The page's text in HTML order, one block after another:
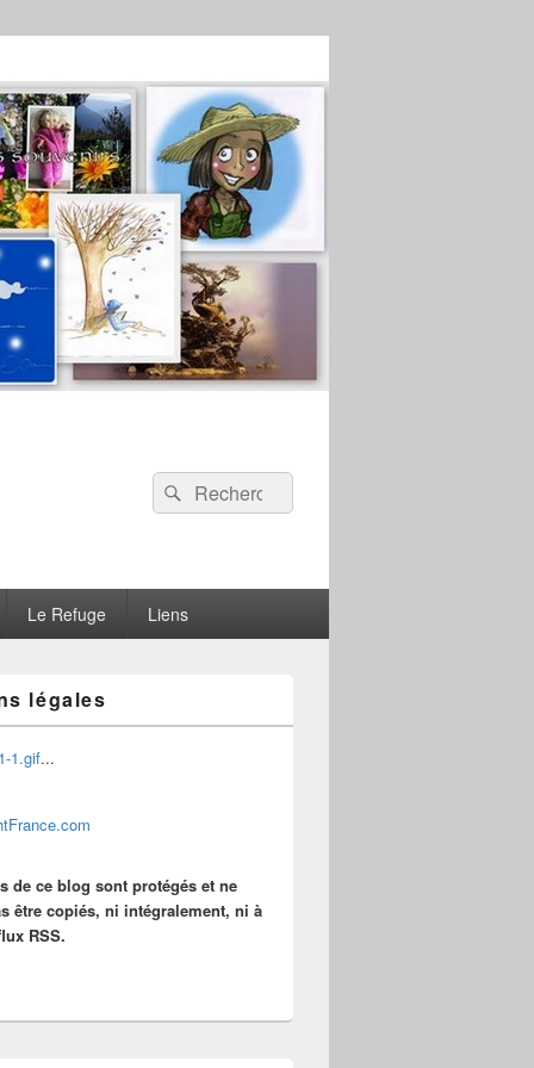
Recherche :
Rechercher
Le Refuge Liens
légales
...
de ce blog sont protégés et ne
être copiés, ni intégralement, ni à
RSS.